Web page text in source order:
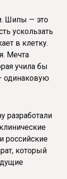
Шипы — это
ускользать
в клетку.
Мечта
учила бы
одинаковую
разработали
российские
который